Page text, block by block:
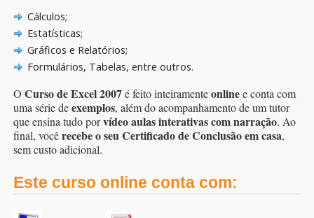
Cálculos;
Estatísticas;
Gráficos e Relatórios;
Formulários, Tabelas, entre outros.
O Curso de Excel 2007é feito inteiramenteonlinee conta com
uma série deexemplos, além do acompanhamento de um tutor
que ensina tudo porvídeo aulas interativas com narração. Ao
final, vocêrecebe o seu Certificado de Conclusão em casa,
sem custo adicional.
Este curso online conta com: